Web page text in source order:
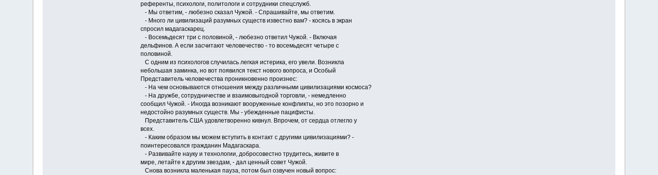
референты, психологи, политологи и сотрудники спецслужб.
- Мы ответим, - любезно сказал Чужой. - Спрашивайте, мы ответим.
- Много ли цивилизаций разумных существ известно вам? - косясь в экран
спросил мадагаскарец.
- Восемьдесят три с половиной, - любезно ответил Чужой. - Включая
дельфинов. А если засчитают человечество - то восемьдесят четыре с
половиной.
С одним из психологов случилась легкая истерика, его увели. Возникла
небольшая заминка, но вот появился текст нового вопроса, и Особый
Представитель человечества проникновенно произнес:
- На чем основываются отношения между различными цивилизациями космоса?
- На дружбе, сотрудничестве и взаимовыгодной торговли, - немедленно
сообщил Чужой. - Иногда возникают вооруженные конфликты, но это позорно и
недостойно разумных существ. Мы - убежденные пацифисты.
Представитель США удовлетворенно кивнул. Впрочем, от сердца отлегло у
всех.
- Каким образом мы можем вступить в контакт с другими цивилизациями? -
поинтересовался гражданин Мадагаскара.
- Развивайте науку и технологии, добросовестно трудитесь, живите в
мире, летайте к другим звездам, - дал ценный совет Чужой.
Снова возникла маленькая пауза, потом был озвучен новый вопрос: